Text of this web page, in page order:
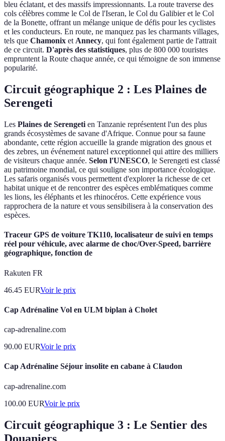
bleu éclatant, et des massifs impressionnants. La route traverse des
cols célèbres comme le Col de l'Iseran, le Col du Galibier et le Col
de la Bonette, offrant un mélange unique de défis pour les cyclistes
et les conducteurs. En route, ne manquez pas les charmants villages,
tels que Chamonix et Annecy, qui font également partie de l'attrait
de ce circuit. D'après des statistiques, plus de 800 000 touristes
empruntent la Route chaque année, ce qui témoigne de son immense
popularité.
Circuit géographique 2 : Les Plaines de
Serengeti
Les Plaines de Serengeti en Tanzanie représentent l'un des plus
grands écosystèmes de savane d'Afrique. Connue pour sa faune
abondante, cette région accueille la grande migration des gnous et
des zebres, un événement naturel exceptionnel qui attire des milliers
de visiteurs chaque année. Selon l'UNESCO, le Serengeti est classé
au patrimoine mondial, ce qui souligne son importance écologique.
Les safaris organisés vous permettent d'explorer la richesse de cet
habitat unique et de rencontrer des espèces emblématiques comme
les lions, les éléphants et les rhinocéros. Cette expérience vous
rapprochera de la nature et vous sensibilisera à la conservation des
espèces.
Traceur GPS de voiture TK110, localisateur de suivi en temps
réel pour véhicule, avec alarme de choc/Over-Speed, barrière
géographique, fonction de
Rakuten FR
46.45 EURVoir le prix
Cap Adrénaline Vol en ULM biplan à Cholet
cap-adrenaline.com
90.00 EURVoir le prix
Cap Adrénaline Séjour insolite en cabane à Claudon
cap-adrenaline.com
100.00 EURVoir le prix
Circuit géographique 3 : Le Sentier des
Douaniers